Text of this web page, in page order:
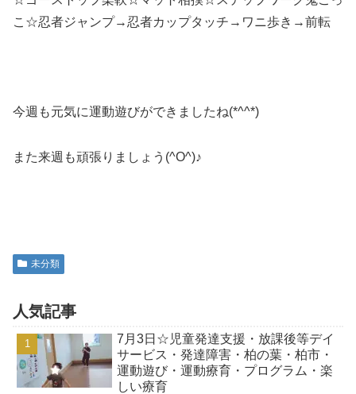
こ☆忍者ジャンプ→忍者カップタッチ→ワニ歩き→前転
今週も元気に運動遊びができましたね(*^^*)
また来週も頑張りましょう(^O^)♪
未分類
人気記事
7月3日☆児童発達支援・放課後等デイ
サービス・発達障害・柏の葉・柏市・
運動遊び・運動療育・プログラム・楽
しい療育